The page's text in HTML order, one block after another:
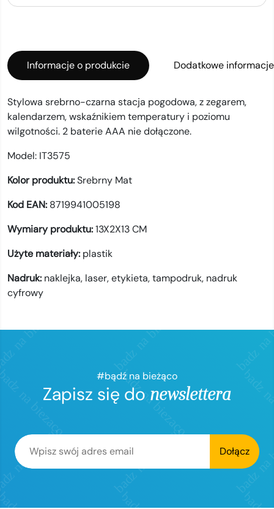
Informacje o produkcie Dodatkowe informacje
Stylowa srebrno-czarna stacja pogodowa, z zegarem,
kalendarzem, wskaźnikiem temperatury i poziomu
wilgotności. 2 baterie AAA nie dołączone.
Model: IT3575
Kolor produktu:Srebrny Mat
Kod EAN: 8719941005198
Wymiary produktu:13X2X13 CM
Użyte materiały: plastik
Nadruk: naklejka, laser,etykieta,tampodruk, nadruk
cyfrowy
#bądź na bieżąco
Zapisz się do newslettera
Dołącz